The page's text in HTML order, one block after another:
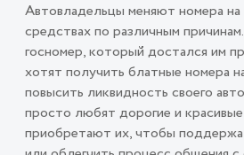
Автовладельцы меняют номера
средствах по различным
госномер, который достался им
хотят получить блатные номера
повысить ликвидность своего
просто любят дорогие и
приобретают их, чтобы